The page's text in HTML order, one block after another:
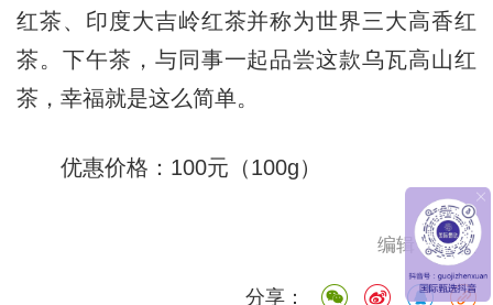
红茶、印度大吉岭红茶并称为世界三大高香红
茶。下午茶，与同事一起品尝这款乌瓦高山红
茶，幸福就是这么简单。
优惠价格：100元（100g）
编辑： 刘欣
分享：